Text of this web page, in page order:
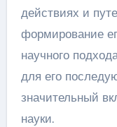
действиях и
формирование
научного
для его
значительный
науки.